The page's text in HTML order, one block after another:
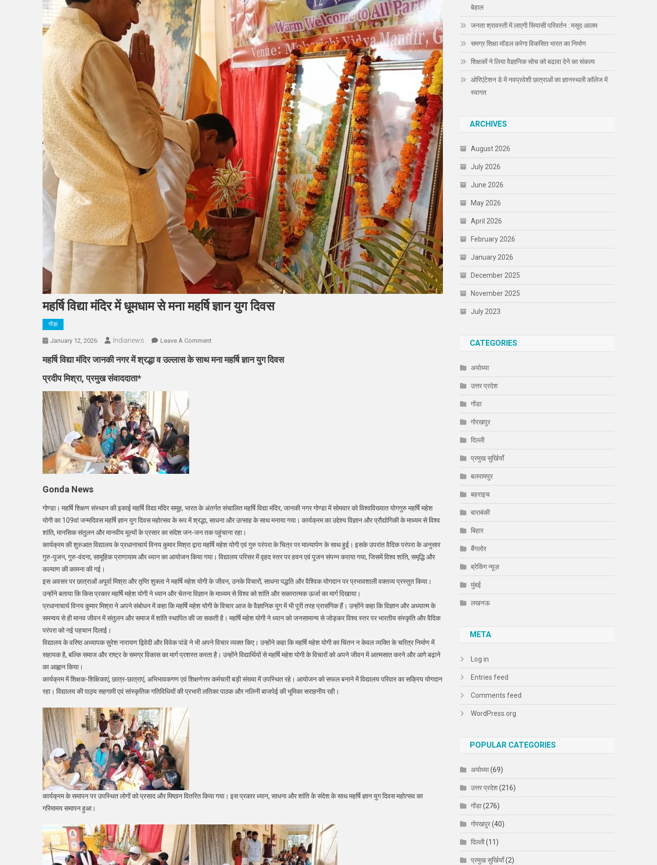
महर्षि विद्या मंदिर में धूमधाम से मना महर्षि ज्ञान युग दिवस
गोंडा
January 12, 2026 Indianews Leave A CommentOn
विद्या
महर्षि विद्या मंदिर जानकी नगर में श्रद्धा व उल्लास के साथ मना महर्षि ज्ञान युग दिवस
प्रदीप मिश्रा, प्रमुख संवाददाता*
Gonda News
गोण्डा। महर्षि शिक्षण संस्थान की इकाई महर्षि विद्या मंदिर समूह, भारत के अंतर्गत संचालित महर्षि विद्या मंदिर, जानकी नगर गोण्डा में सोमवार को विश्वविख्यात योगगुरु महर्षि महेश
योगी का 109वां जन्मदिवस महर्षि ज्ञान युग दिवस महोत्सव के रूप में श्रद्धा, साधना और उत्साह के साथ मनाया गया। कार्यक्रम का उद्देश्य विज्ञान और प्रौद्योगिकी के माध्यम से विश्व
शांति, मानसिक संतुलन और मानवीय मूल्यों के प्रसार का संदेश जन-जन तक पहुंचाना रहा।
कार्यक्रम की शुरुआत विद्यालय के प्रधानाचार्य विनय कुमार मिश्रा द्वारा महर्षि महेश योगी एवं गुरु परंपरा के चित्र पर माल्यार्पण के साथ हुई। इसके उपरांत वैदिक परंपरा के अनुसार
गुरु-पूजन, गुरु-वंदना, सामूहिक प्राणायाम और ध्यान का आयोजन किया गया। विद्यालय परिसर में वृहद स्तर पर हवन एवं पूजन संपन्न कराया गया, जिसमें विश्व शांति, समृद्धि और
कल्याण की कामना की गई।
इस अवसर पर छात्राओं अपूर्वा मिश्रा और तृप्ति शुक्ला ने महर्षि महेश योगी के जीवन, उनके विचारों, साधना पद्धति और वैश्विक योगदान पर प्रभावशाली वक्तव्य प्रस्तुत किया।
उन्होंने बताया कि किस प्रकार महर्षि महेश योगी ने ध्यान और चेतना विज्ञान के माध्यम से विश्व को शांति और सकारात्मक ऊर्जा का मार्ग दिखाया।
प्रधानाचार्य विनय कुमार मिश्रा ने अपने संबोधन में कहा कि महर्षि महेश योगी के विचार आज के वैज्ञानिक युग में भी पूरी तरह प्रासंगिक हैं। उन्होंने कहा कि विज्ञान और अध्यात्म के
समन्वय से ही मानव जीवन में संतुलन और समाज में शांति स्थापित की जा सकती है। महर्षि महेश योगी ने ध्यान को जनसामान्य से जोड़कर विश्व स्तर पर भारतीय संस्कृति और वैदिक
परंपरा को नई पहचान दिलाई।
विद्यालय के वरिष्ठ अध्यापक सुरेश नारायण द्विवेदी और विवेक पांडे ने भी अपने विचार व्यक्त किए। उन्होंने कहा कि महर्षि महेश योगी का चिंतन न केवल व्यक्ति के चरित्र निर्माण में
सहायक है, बल्कि समाज और राष्ट्र के समग्र विकास का मार्ग प्रशस्त करता है। उन्होंने विद्यार्थियों से महर्षि महेश योगी के विचारों को अपने जीवन में आत्मसात करने और आगे बढ़ाने
का आह्वान किया।
कार्यक्रम में शिक्षक-शिक्षिकाएं, छात्र-छात्राएं, अभिभावकगण एवं शिक्षणेत्तर कर्मचारी बड़ी संख्या में उपस्थित रहे। आयोजन को सफल बनाने में विद्यालय परिवार का सक्रिय योगदान
रहा। विद्यालय की पाठ्य सहगामी एवं सांस्कृतिक गतिविधियों की प्रभारी लतिका पाठक और नलिनी बाजपेई की भूमिका सराहनीय रही।
कार्यक्रम के समापन पर उपस्थित लोगों को प्रसाद और मिष्ठान वितरित किया गया। इस प्रकार ध्यान, साधना और शांति के संदेश के साथ महर्षि ज्ञान युग दिवस महोत्सव का
गरिमामय समापन हुआ।
बेहाल
जनता श्रावस्ती में लाएगी सियासी परिवर्तन : मसूद आलम
समग्र शिक्षा मॉडल करेगा विकसित भारत का निर्माण
शिक्षकों ने लिया वैज्ञानिक सोच को बढावा देने का संकल्प
ओरिएंटेशन डे में नवप्रवेशी छात्राओं का ज्ञानस्थली कॉलेज में
स्वागत
ARCHIVES
August 2026
July 2026
June 2026
May 2026
April 2026
February 2026
January 2026
December 2025
November 2025
July 2023
CATEGORIES
अयोध्या
उत्तर प्रदेश
गोंडा
गोरखपुर
दिल्ली
प्रमुख सुर्खियाँ
बलरामपुर
बहराइच
बाराबंकी
बिहार
बैंगलोर
ब्रेकिंग न्यूज़
मुंबई
लखनऊ
META
Log in
Entries feed
Comments feed
WordPress.org
POPULAR CATEGORIES
अयोध्या(69)
उत्तर प्रदेश(216)
गोंडा(276)
गोरखपुर(40)
दिल्ली(11)
प्रमुख सुर्खियाँ(2)